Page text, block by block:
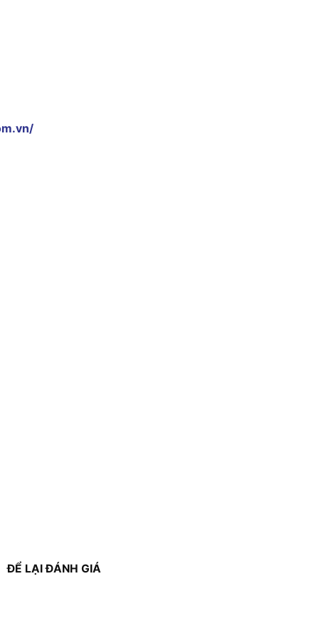
ĐỂ LẠI ĐÁNH GIÁ